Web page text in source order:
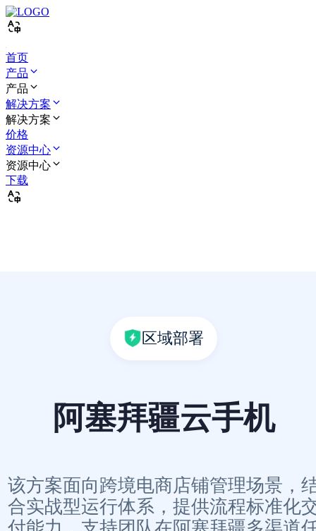
首页
产品
产品
解决方案
解决方案
价格
资源中心
资源中心
下载
区域部署
阿塞拜疆云手机
该方案面向跨境电商店铺管理场景，
合实战型运行体系，提供流程标准化